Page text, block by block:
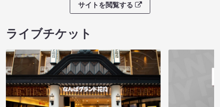
サイトを閲覧する
ライブチケット